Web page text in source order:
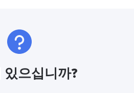
있으십니까?